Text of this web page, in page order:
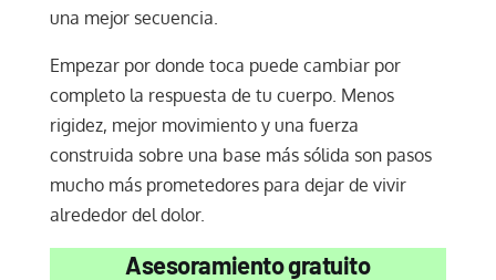
una mejor secuencia.
Empezar por donde toca puede cambiar por
completo la respuesta de tu cuerpo. Menos
rigidez, mejor movimiento y una fuerza
construida sobre una base más sólida son pasos
mucho más prometedores para dejar de vivir
alrededor del dolor.
Asesoramiento gratuito